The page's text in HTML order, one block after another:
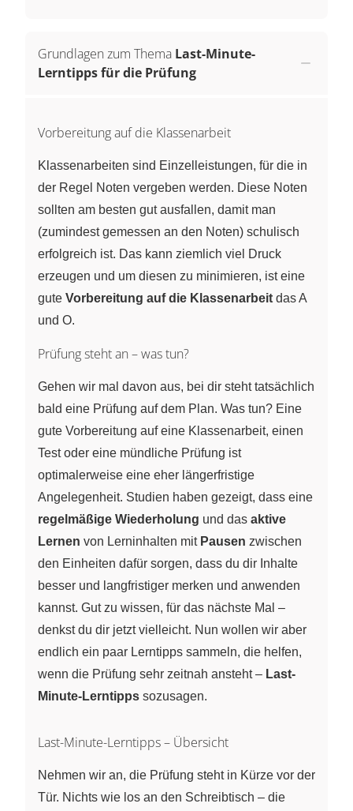
Grundlagen zum Thema Last-Minute-
Lerntipps für die Prüfung
Vorbereitung auf die Klassenarbeit
Klassenarbeiten sind Einzelleistungen, für die in
der Regel Noten vergeben werden. Diese Noten
sollten am besten gut ausfallen, damit man
(zumindest gemessen an den Noten) schulisch
erfolgreich ist. Das kann ziemlich viel Druck
erzeugen und um diesen zu minimieren, ist eine
gute Vorbereitung auf die Klassenarbeit das A
und O.
Prüfung steht an – was tun?
Gehen wir mal davon aus, bei dir steht tatsächlich
bald eine Prüfung auf dem Plan. Was tun? Eine
gute Vorbereitung auf eine Klassenarbeit, einen
Test oder eine mündliche Prüfung ist
optimalerweise eine eher längerfristige
Angelegenheit. Studien haben gezeigt, dass eine
regelmäßige Wiederholung und das aktive
Lernen von Lerninhalten mit Pausen zwischen
den Einheiten dafür sorgen, dass du dir Inhalte
besser und langfristiger merken und anwenden
kannst. Gut zu wissen, für das nächste Mal –
denkst du dir jetzt vielleicht. Nun wollen wir aber
endlich ein paar Lerntipps sammeln, die helfen,
wenn die Prüfung sehr zeitnah ansteht – Last-
Minute-Lerntipps sozusagen.
Last-Minute-Lerntipps – Übersicht
Nehmen wir an, die Prüfung steht in Kürze vor der
Tür. Nichts wie los an den Schreibtisch – die